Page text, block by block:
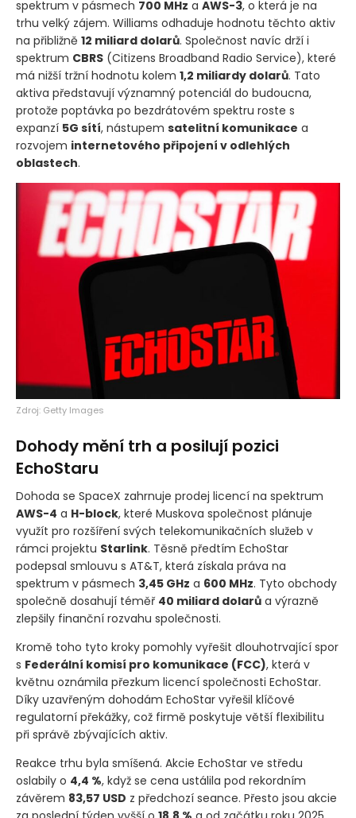
spektrum v pásmech 700 MHz a AWS-3, o která je na
trhu velký zájem. Williams odhaduje hodnotu těchto aktiv
na přibližně 12 miliard dolarů. Společnost navíc drží i
spektrum CBRS (Citizens Broadband Radio Service), které
má nižší tržní hodnotu kolem 1,2 miliardy dolarů. Tato
aktiva představují významný potenciál do budoucna,
protože poptávka po bezdrátovém spektru roste s
expanzí 5G sítí, nástupem satelitní komunikace a
rozvojem internetového připojení v odlehlých
oblastech.
Zdroj: Getty Images
Dohody mění trh a posilují pozici
EchoStaru
Dohoda se SpaceX zahrnuje prodej licencí na spektrum
AWS-4 a H-block, které Muskova společnost plánuje
využít pro rozšíření svých telekomunikačních služeb v
rámci projektu Starlink. Těsně předtím EchoStar
podepsal smlouvu s AT&T, která získala práva na
spektrum v pásmech 3,45 GHz a 600 MHz. Tyto obchody
společně dosahují téměř 40 miliard dolarů a výrazně
zlepšily finanční rozvahu společnosti.
Kromě toho tyto kroky pomohly vyřešit dlouhotrvající spor
s Federální komisí pro komunikace (FCC), která v
květnu oznámila přezkum licencí společnosti EchoStar.
Díky uzavřeným dohodám EchoStar vyřešil klíčové
regulatorní překážky, což firmě poskytuje větší flexibilitu
při správě zbývajících aktiv.
Reakce trhu byla smíšená. Akcie EchoStar ve středu
oslabily o 4,4 %, když se cena ustálila pod rekordním
závěrem 83,57 USD z předchozí seance. Přesto jsou akcie